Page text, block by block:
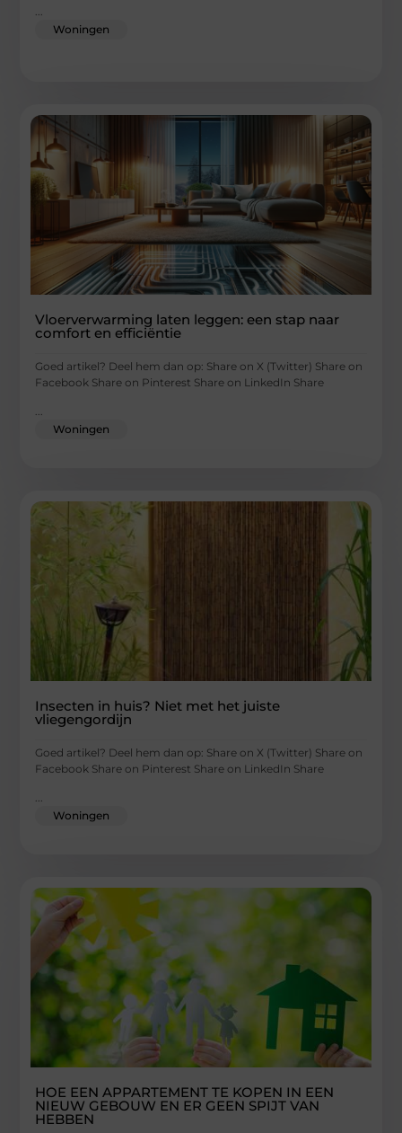
Woningen
Vloerverwarming laten leggen: een stap naar
comfort en efficiëntie
Goed artikel? Deel hem dan op: Share on X (Twitter) Share on
Facebook Share on Pinterest Share on LinkedIn Share
Woningen
Insecten in huis? Niet met het juiste
vliegengordijn
Goed artikel? Deel hem dan op: Share on X (Twitter) Share on
Facebook Share on Pinterest Share on LinkedIn Share
...
Woningen
HOE EEN APPARTEMENT TE KOPEN IN EEN
NIEUW GEBOUW EN ER GEEN SPIJT VAN
HEBBEN